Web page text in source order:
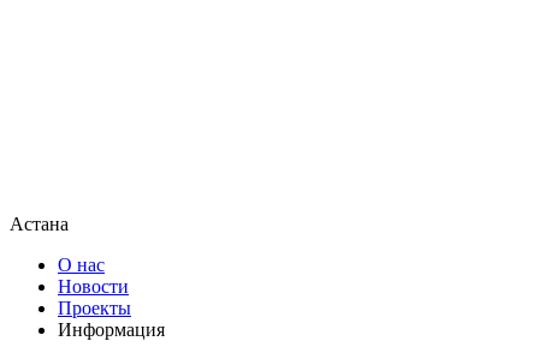
Астана
О нас
Новости
Проекты
Информация